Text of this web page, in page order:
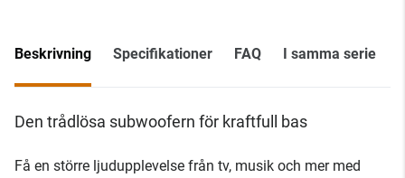
Beskrivning Specifikationer FAQ I samma serie
Den trådlösa subwoofern för kraftfull bas
Få en större ljudupplevelse från tv, musik och mer med